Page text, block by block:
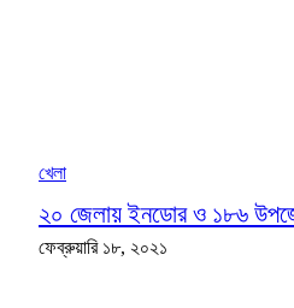
খেলা
২০ জেলায় ইনডোর ও ১৮৬
ফেব্রুয়ারি ১৮, ২০২১